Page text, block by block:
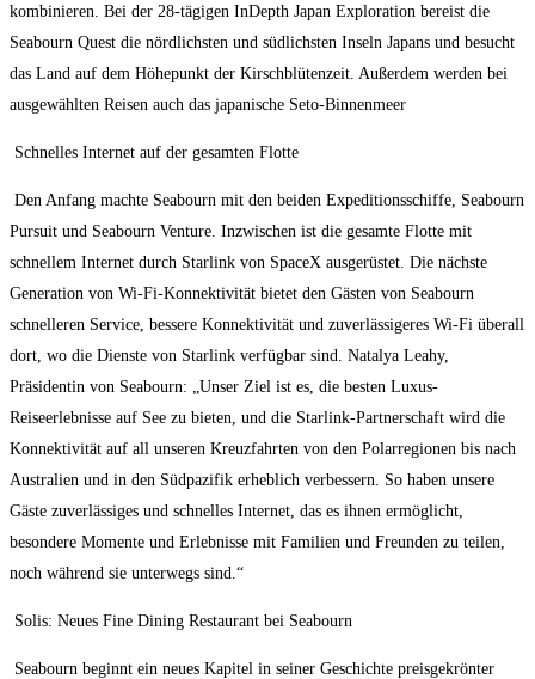
kombinieren. Bei der 28-tägigen InDepth Japan Exploration bereist die
Seabourn Quest die nördlichsten und südlichsten Inseln Japans und besucht
das Land auf dem Höhepunkt der Kirschblütenzeit. Außerdem werden bei
ausgewählten Reisen auch das japanische Seto-Binnenmeer
Schnelles Internet auf der gesamten Flotte
Den Anfang machte Seabourn mit den beiden Expeditionsschiffe, Seabourn
Pursuit und Seabourn Venture. Inzwischen ist die gesamte Flotte mit
schnellem Internet durch Starlink von SpaceX ausgerüstet. Die nächste
Generation von Wi-Fi-Konnektivität bietet den Gästen von Seabourn
schnelleren Service, bessere Konnektivität und zuverlässigeres Wi-Fi überall
dort, wo die Dienste von Starlink verfügbar sind. Natalya Leahy,
Präsidentin von Seabourn: „Unser Ziel ist es, die besten Luxus-
Reiseerlebnisse auf See zu bieten, und die Starlink-Partnerschaft wird die
Konnektivität auf all unseren Kreuzfahrten von den Polarregionen bis nach
Australien und in den Südpazifik erheblich verbessern. So haben unsere
Gäste zuverlässiges und schnelles Internet, das es ihnen ermöglicht,
besondere Momente und Erlebnisse mit Familien und Freunden zu teilen,
noch während sie unterwegs sind.“
Solis: Neues Fine Dining Restaurant bei Seabourn
Seabourn beginnt ein neues Kapitel in seiner Geschichte preisgekrönter